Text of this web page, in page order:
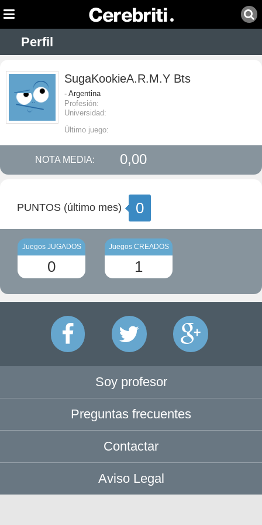
Perfil
SugaKookieA.R.M.Y Bts
- Argentina
Profesión:
Universidad:
Último juego:
NOTA MEDIA: 0,00
PUNTOS (último mes) 0
Juegos JUGADOS
0
Juegos CREADOS
1
Soy profesor
Preguntas frecuentes
Contactar
Aviso Legal